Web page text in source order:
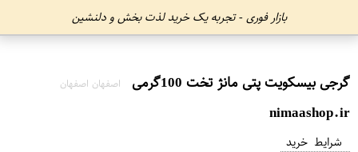
بازار فوری - تجربه یک خرید لذت بخش و دلنشین
گرجی بیسکویت پتی مانژ تخت 100گرمی اصفهان اصفهان
nimaashop.ir
شرایط خرید